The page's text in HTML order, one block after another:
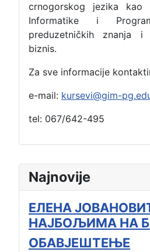
Najnovije
ЕЛЕНА
НАЈБОЉИМА НА
ОБАВЈЕШТЕЊЕ
crnogorskog jezika kao
Informatike i
preduzetničkih znanja
biznis.
Za sve informacije
e-mail: kursevi@gim-
tel: 067/642-495